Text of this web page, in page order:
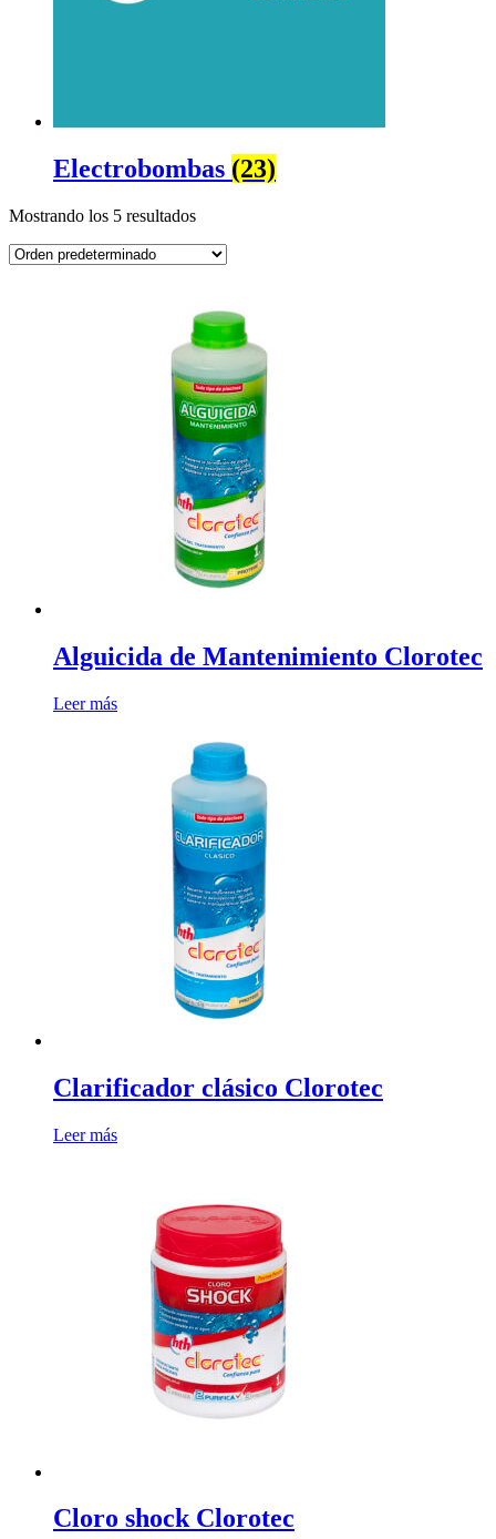
Electrobombas (23)
Mostrando los 5 resultados
Alguicida de Mantenimiento Clorotec
Leer más
Clarificador clásico Clorotec
Leer más
Cloro shock Clorotec